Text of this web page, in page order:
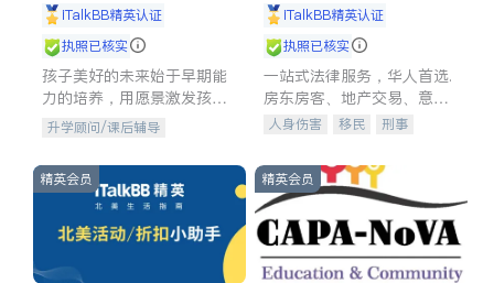
iTalkBB精英认证
执照已核实
孩子美好的未来始于早期能
力的培养，用愿景激发孩子
的学习潜力和动力。理念：
拥有成长型心态是成功的基
石。
升学顾问/课后辅导
iTalkBB精英认证
执照已核实
一站式法律服务，华人首选.
房东房客、地产交易、意外
伤害、车祸重伤、商业诉
建筑合同、刑事案件全包办
人身伤害 移民
刑事
信托/遗嘱
商业
索赔
律师-其它 保释
精英会员 精英会员